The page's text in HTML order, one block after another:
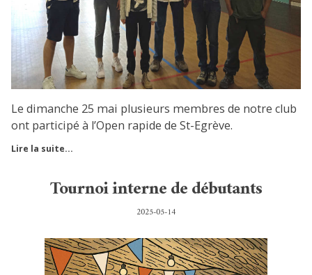
Le dimanche 25 mai plusieurs membres de notre club
ont participé à l’Open rapide de St-Egrève.
Lire la suite...
Tournoi interne de débutants
2025-05-14